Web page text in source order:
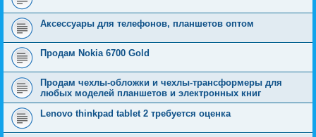
Аксессуары для телефонов, планшетов оптом
Продам Nokia 6700 Gold
Продам чехлы-обложки и чехлы-трансформеры для
любых моделей планшетов и электронных книг
Lenovo thinkpad tablet 2 требуется оценка